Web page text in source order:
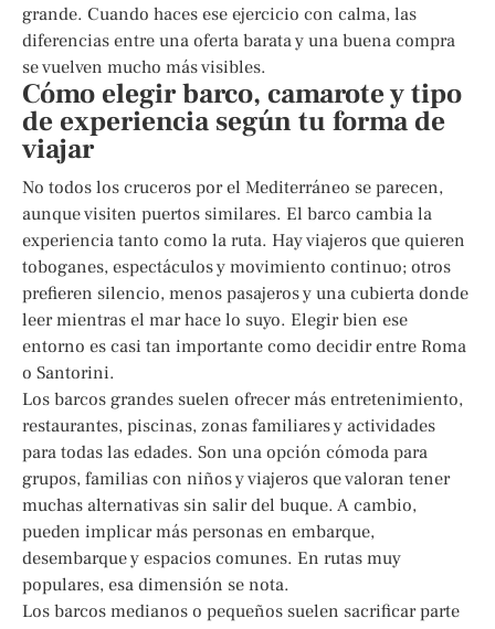
grande. Cuando haces ese ejercicio con calma, las
diferencias entre una oferta barata y una buena compra
se vuelven mucho más visibles.
Cómo elegir barco, camarote y tipo
de experiencia según tu forma de
viajar
No todos los cruceros por el Mediterráneo se parecen,
aunque visiten puertos similares. El barco cambia la
experiencia tanto como la ruta. Hay viajeros que quieren
toboganes, espectáculos y movimiento continuo; otros
prefieren silencio, menos pasajeros y una cubierta donde
leer mientras el mar hace lo suyo. Elegir bien ese
entorno es casi tan importante como decidir entre Roma
o Santorini.
Los barcos grandes suelen ofrecer más entretenimiento,
restaurantes, piscinas, zonas familiares y actividades
para todas las edades. Son una opción cómoda para
grupos, familias con niños y viajeros que valoran tener
muchas alternativas sin salir del buque. A cambio,
pueden implicar más personas en embarque,
desembarque y espacios comunes. En rutas muy
populares, esa dimensión se nota.
Los barcos medianos o pequeños suelen sacrificar parte